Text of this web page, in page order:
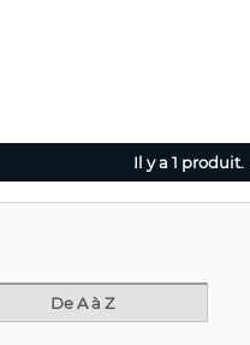
Il y a 1 produit.
De A à Z